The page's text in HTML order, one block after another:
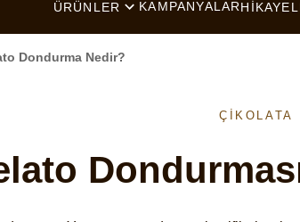
ÜRÜNLER KAMPANYALAR
Dondurma Nedir?
ÇIKOLATA